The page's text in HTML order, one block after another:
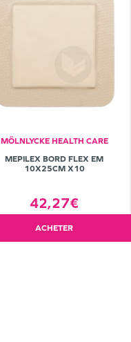
MÖLNLYCKE HEALTH CARE
MEPILEX BORD FLEX EM
10X25CM X10
42,27€
ACHETER